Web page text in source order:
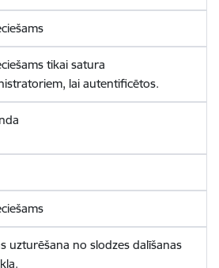
tikai satura
lai autentificētos.
uzturēšana no slodzes dalīšanas